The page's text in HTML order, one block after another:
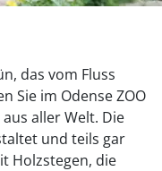
das vom Fluss
Sie im Odense ZOO
aller Welt. Die
und teils gar
Holzstegen, die